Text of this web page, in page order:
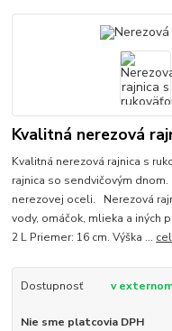
Kvalitná nerezová
Kvalitná nerezová rajnica s
rajnica so sendvičovým
nerezovej oceli. Nerezová
vody, omáčok, mlieka a iných
2 L Priemer: 16 cm. Výška ...
Dostupnosť v
Nie sme platcovia DPH